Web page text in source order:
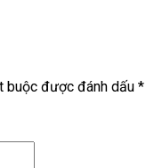
buộc được đánh dấu *